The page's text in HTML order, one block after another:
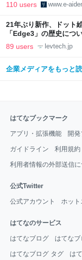
110 users www.e-
21年ぶり新作、ドット
「Edge3」の歴史につ
LAB
89 users levtech.jp
企業メディアをもっと
はてなブックマーク
アプリ・拡張機能 開
ガイドライン 利用規約
利用者情報の外部送信
公式Twitter
公式アカウント ホット
はてなのサービス
はてなブログ はてな
はてなブログ タグ は